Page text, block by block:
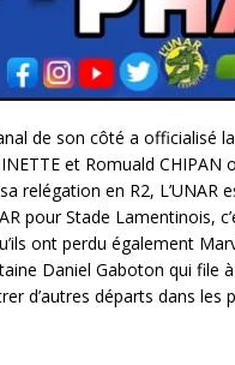
de son côté a officialisé
et Romuald
relégation en R2,
pour Stade Lamentinois,
ont perdu également
Daniel Gaboton qui file
d’autres départs dans les